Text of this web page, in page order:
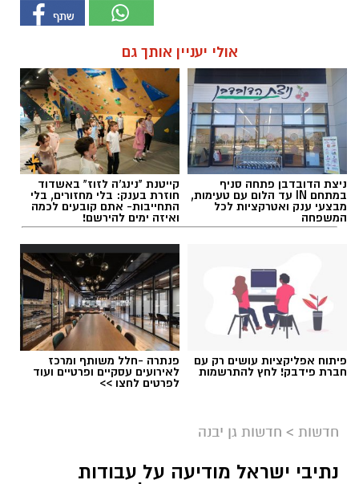
אולי יעניין אותך גם
ניצת הדובדבן פתחה סניף
במתחם IN עד הלום עם טעימות,
מבצעי ענק ואטרקציות לכל
המשפחה
קייטנת "נינג'ה לזוז" באשדוד
חוזרת בענק: בלי מחזורים, בלי
התחייבות- אתם קובעים לכמה
ואיזה ימים להירשם!
פיתוח אפליקציות עושים רק עם
חברת פידבק! לחץ להתרשמות
פנתרה -חלל משותף ומרכז
לאירועים עסקיים ופרטיים ועוד
לפרטים לחצו >>
חדשות > חדשות גן יבנה
נתיבי ישראל מודיעה על עבודות